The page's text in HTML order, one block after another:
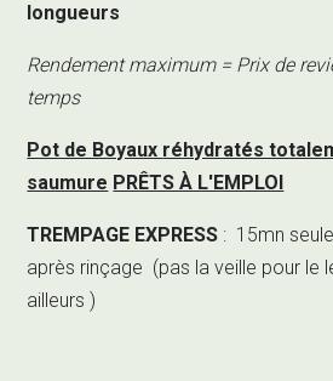
longueurs
Rendement maximum = Prix de
temps
Pot de Boyaux réhydratés
saumure PRÊTS À L'EMPLOI
TREMPAGE EXPRESS : 15mn
après rinçage (pas la veille pour le
ailleurs )